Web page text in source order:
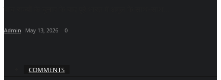
Admin May 13, 2026 0
COMMENTS